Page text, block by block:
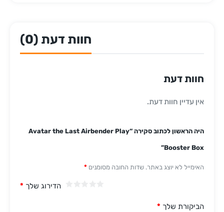
חוות דעת (0)
חוות דעת
אין עדיין חוות דעת.
היה הראשון לכתוב סקירה “Avatar the Last Airbender Play
Booster Box”
האימייל לא יוצג באתר. שדות החובה מסומנים *
הדירוג שלך *
הביקורת שלך *